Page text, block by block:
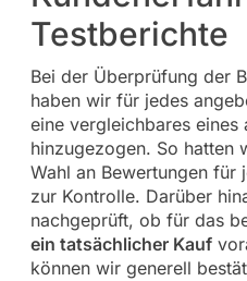
Testberichte
Bei der Überprüfung der
haben wir für jedes
eine vergleichbares eines
hinzugezogen. So hatten
Wahl an Bewertungen für
zur Kontrolle. Darüber
nachgeprüft, ob für das
ein tatsächlicher Kauf
können wir generell